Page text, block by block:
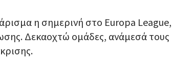
η σημερινή στο Europa
Δεκαοχτώ ομάδες, ανάμεσά τους